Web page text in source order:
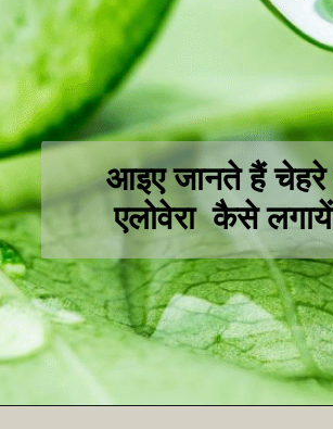
आइए जानते हैं चेहरे
एलोवेरा कैसे